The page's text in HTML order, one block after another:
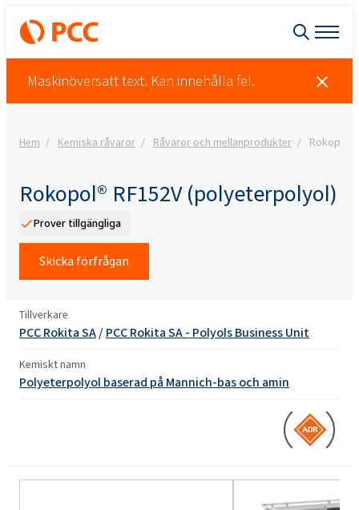
Maskinöversatt text. Kan innehålla fel.
Hem Kemiska råvaror Råvaror och mellanprodukter Rokopol®
Rokopol® RF152V (polyeterpolyol)
Prover tillgängliga
Skicka förfrågan
Tillverkare
PCC Rokita SA/PCC Rokita SA - Polyols Business Unit
Kemiskt namn
Polyeterpolyol baserad på Mannich-bas och amin